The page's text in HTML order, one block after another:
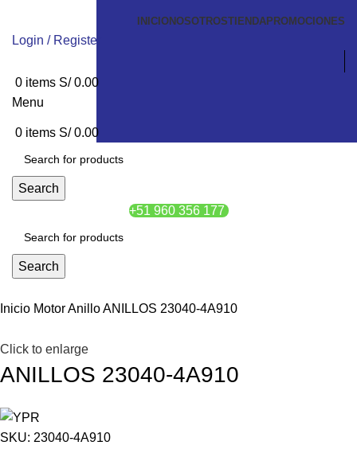
INICIONOSOTROSTIENDA PROMOCIONES
Login / Register
0 items S/0.00
Menu
0 items S/0.00
Search
+51 960 356 177
Search
Inicio MotorAnilloANILLOS 23040-4A910
Click to enlarge
ANILLOS 23040-4A910
SKU: 23040-4A910